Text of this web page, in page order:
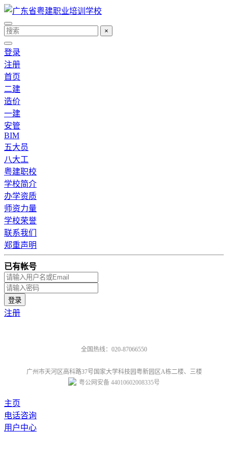
×
登录
注册
首页
二建
造价
一建
安管
BIM
五大员
八大工
粤建职校
学校简介
办学资质
师资力量
学校荣誉
联系我们
郑重声明
已有帐号
注册
全国热线：020-87066550
广州市天河区高科路37号国家大学科技园粤新园区A栋二楼、三楼
粤公网安备 44010602008335号
主页
电话咨询
用户中心